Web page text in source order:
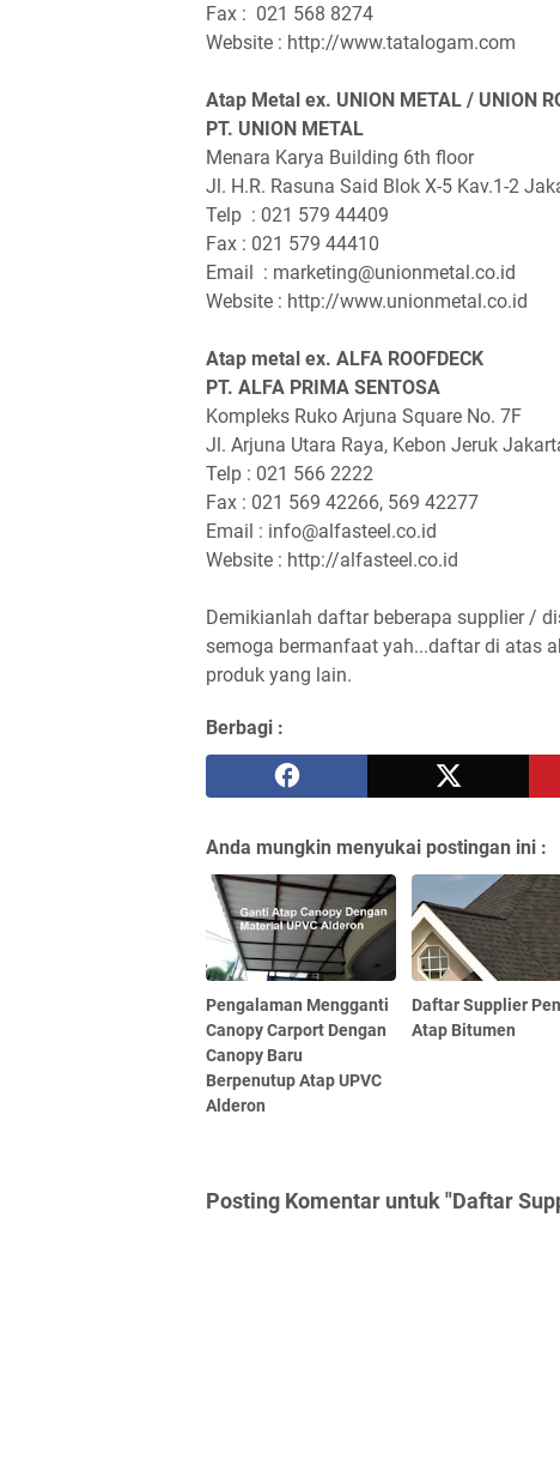
Fax : 021 568 8274
Website : http://www.tatalogam.com
Atap Metal ex. UNION METAL / UNION
PT. UNION METAL
Menara Karya Building 6th floor
Jl. H.R. Rasuna Said Blok X-5 Kav.1-2
Telp : 021 579 44409
Fax : 021 579 44410
Email : marketing@unionmetal.co.id
Website : http://www.unionmetal.co.id
Atap metal ex. ALFA ROOFDECK
PT. ALFA PRIMA SENTOSA
Kompleks Ruko Arjuna Square No. 7F
Jl. Arjuna Utara Raya, Kebon Jeruk
Telp : 021 566 2222
Fax : 021 569 42266, 569 42277
Email : info@alfasteel.co.id
Website : http://alfasteel.co.id
Demikianlah daftar beberapa supplier /
semoga bermanfaat yah...daftar di atas
produk yang lain.
Berbagi :
Anda mungkin menyukai postingan ini :
Pengalaman Mengganti
Canopy Carport Dengan
Canopy Baru
Berpenutup Atap UPVC
Alderon
Daftar Supplier
Atap Bitumen
Posting Komentar untuk "Daftar